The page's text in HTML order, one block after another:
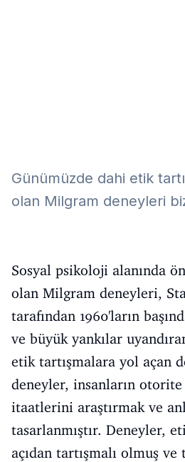
Günümüzde dahi etik
olan Milgram deneyleri
Sosyal psikoloji alanında
olan Milgram deneyleri,
tarafından 1960'ların
ve büyük yankılar
etik tartışmalara yol açan
deneyler, insanların
itaatlerini araştırmak ve
tasarlanmıştır. Deneyler,
açıdan tartışmalı olmuş